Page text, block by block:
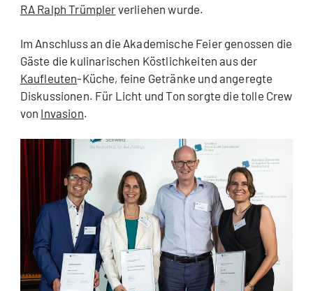
RA Ralph Trümpler verliehen wurde.
Im Anschluss an die Akademische Feier genossen die
Gäste die kulinarischen Köstlichkeiten aus der
Kaufleuten-Küche, feine Getränke und angeregte
Diskussionen. Für Licht und Ton sorgte die tolle Crew
von Invasion.